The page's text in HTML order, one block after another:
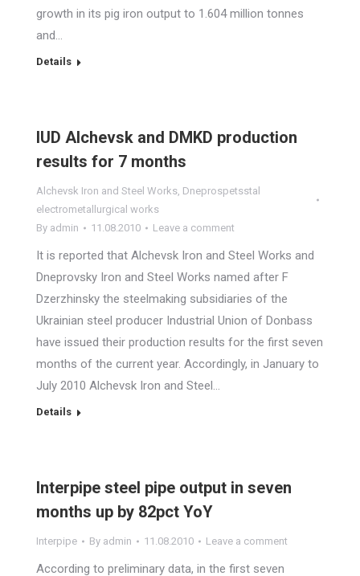
growth in its pig iron output to 1.604 million tonnes
and…
Details
IUD Alchevsk and DMKD production
results for 7 months
Alchevsk Iron and Steel Works, Dneprospetsstal
electrometallurgical works
By admin 11.08.2010 Leave a comment
It is reported that Alchevsk Iron and Steel Works and
Dneprovsky Iron and Steel Works named after F
Dzerzhinsky the steelmaking subsidiaries of the
Ukrainian steel producer Industrial Union of Donbass
have issued their production results for the first seven
months of the current year. Accordingly, in January to
July 2010 Alchevsk Iron and Steel…
Details
Interpipe steel pipe output in seven
months up by 82pct YoY
Interpipe By admin 11.08.2010 Leave a comment
According to preliminary data, in the first seven